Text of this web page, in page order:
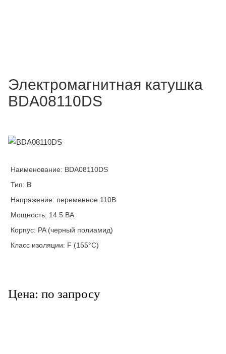
Электромагнитная катушка
BDA08110DS
Наименование: BDA08110DS
Тип: B
Напряжение: переменное 110В
Мощность: 14.5 ВА
Корпус: PA (черный полиамид)
Класс изоляции: F (155°C)
Цена: по запросу